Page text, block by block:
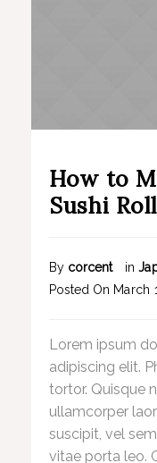
How to
Sushi
By corcent in
Posted On March
Lorem ipsum
adipiscing elit.
tortor. Quisque
ullamcorper
suscipit, vel
vitae porta leo.